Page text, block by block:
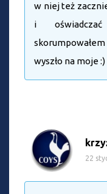
w niej też
i
wyszło na moje :)
22